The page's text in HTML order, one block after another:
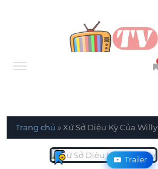
Menu
Trang chủ »Xứ Sở Diệu Kỳ Của Willy
Trailer